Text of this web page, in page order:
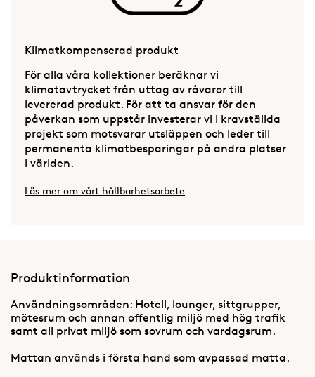
Klimatkompenserad produkt
För alla våra kollektioner beräknar vi
klimatavtrycket från uttag av råvaror till
levererad produkt. För att ta ansvar för den
påverkan som uppstår investerar vi i kravställda
projekt som motsvarar utsläppen och leder till
permanenta klimatbesparingar på andra platser
i världen.
Läs mer om vårt hållbarhetsarbete
Produktinformation
Användningsområden: Hotell, lounger, sittgrupper,
mötesrum och annan offentlig miljö med hög trafik
samt all privat miljö som sovrum och vardagsrum.
Mattan används i första hand som avpassad matta.